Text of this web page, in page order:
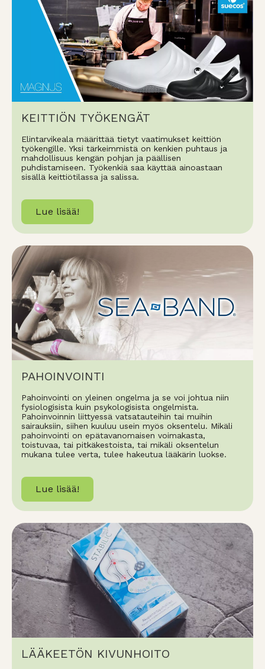
KEITTIÖN TYÖKENGÄT
Elintarvikeala määrittää tietyt vaatimukset keittiön
työkengille. Yksi tärkeimmistä on kenkien puhtaus ja
mahdollisuus kengän pohjan ja päällisen
puhdistamiseen. Työkenkiä saa käyttää ainoastaan
sisällä keittiötilassa ja salissa.
Lue lisää!
PAHOINVOINTI
Pahoinvointi on yleinen ongelma ja se voi johtua niin
fysiologisista kuin psykologisista ongelmista.
Pahoinvoinnin liittyessä vatsatauteihin tai muihin
sairauksiin, siihen kuuluu usein myös oksentelu. Mikäli
pahoinvointi on epätavanomaisen voimakasta,
toistuvaa, tai pitkäkestoista, tai mikäli oksentelun
mukana tulee verta, tulee hakeutua lääkärin luokse.
Lue lisää!
LÄÄKEETÖN KIVUNHOITO